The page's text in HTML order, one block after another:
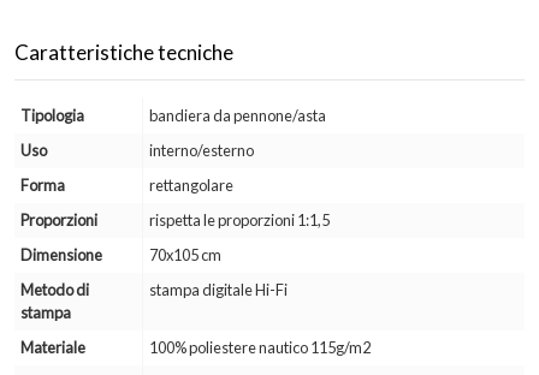
Caratteristiche tecniche
Tipologia
bandiera da pennone/asta
Uso
interno/esterno
Forma
rettangolare
Proporzioni
rispetta le proporzioni 1:1,5
Dimensione
70x105 cm
Metodo di
stampa
stampa digitale Hi-Fi
Materiale
100% poliestere nautico 115g/m2